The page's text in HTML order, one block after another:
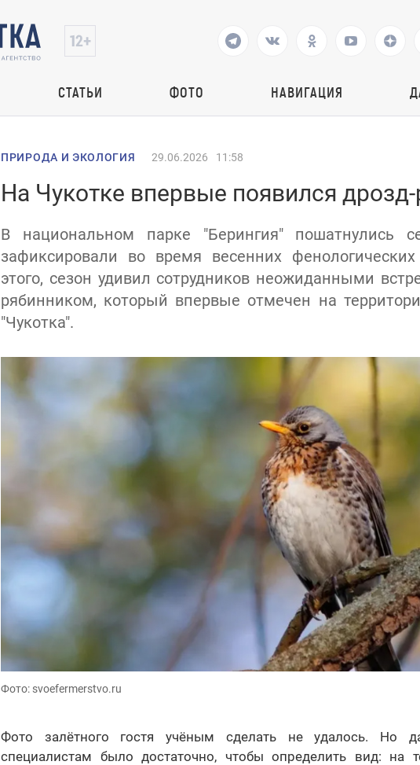
СТАТЬИ ФОТО НАВИГАЦИЯ
ПРИРОДА И ЭКОЛОГИЯ 29.06.2026 11:58
На Чукотке впервые появился
В национальном парке "Берингия" пошатнулись
зафиксировали во время весенних
этого, сезон удивил сотрудников неожиданными
рябинником, который впервые отмечен на
"Чукотка".
Фото: svoefermerstvo.ru
Фото залётного гостя учёным сделать не удалось. Но
специалистам было достаточно, чтобы определить вид: на